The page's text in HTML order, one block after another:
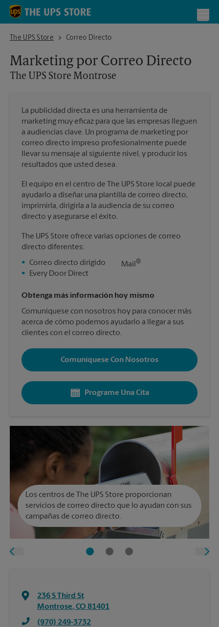
Skip to content
Return to Nav
The UPS Store
The UPS Store MontroseCorreo Directo
Marketing por Correo Directo
The UPS Store Montrose
La publicidad directa es una herramienta de
marketing muy eficaz para que las empresas lleguen
a audiencias clave. Un programa de marketing por
correo directo impreso profesionalmente puede
llevar su mensaje al siguiente nivel, y producir los
resultados que usted desea.
El equipo en el centro de The UPS Store local puede
ayudarlo a diseñar una plantilla de correo directo,
imprimirla, dirigirla a la audiencia de su correo
directo y asegurarse el éxito.
The UPS Store ofrece varias opciones de correo
directo diferentes:
• Correo directo dirigido
•
Every Door Direct
Mail ®
Obtenga más información hoy mismo
Comuníquese con nosotros hoy para conocer más
acerca de cómo podemos ayudarlo a llegar a sus
clientes con el correo directo.
Comuníquese Con Nosotros
Programe Una Cita
Los centros de The UPS Store proporcionan
servicios de correo directo que lo ayudan con sus
campañas de correo directo.
236 S Third St
Montrose, CO 81401
(970) 249-3732